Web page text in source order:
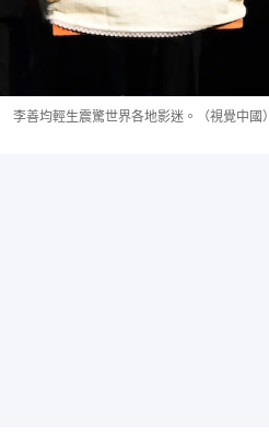
李善均輕生震驚世界各地影迷。（視覺中國）